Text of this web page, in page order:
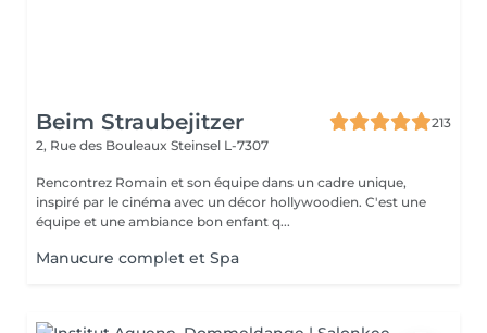
Beim Straubejitzer
213
2, Rue des Bouleaux Steinsel L-7307
Rencontrez Romain et son équipe dans un cadre unique,
inspiré par le cinéma avec un décor hollywoodien. C'est une
équipe et une ambiance bon enfant q...
Manucure complet et Spa